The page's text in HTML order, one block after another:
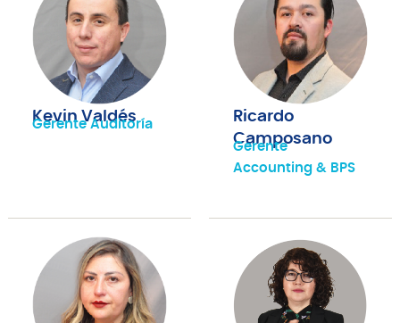
Kevin Valdés
Gerente Auditoría
Ricardo
Camposano
Gerente
Accounting & BPS